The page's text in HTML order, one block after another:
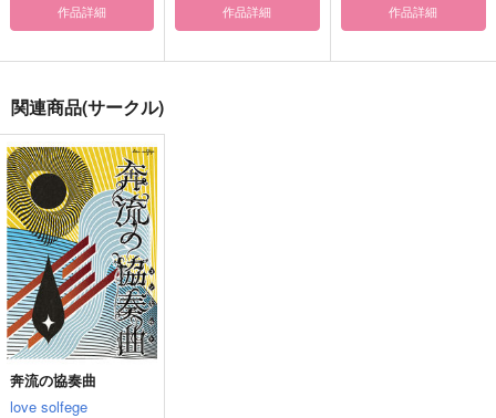
作品詳細 作品詳細 作品詳細
関連商品(サークル)
奔流の協奏曲
love solfege